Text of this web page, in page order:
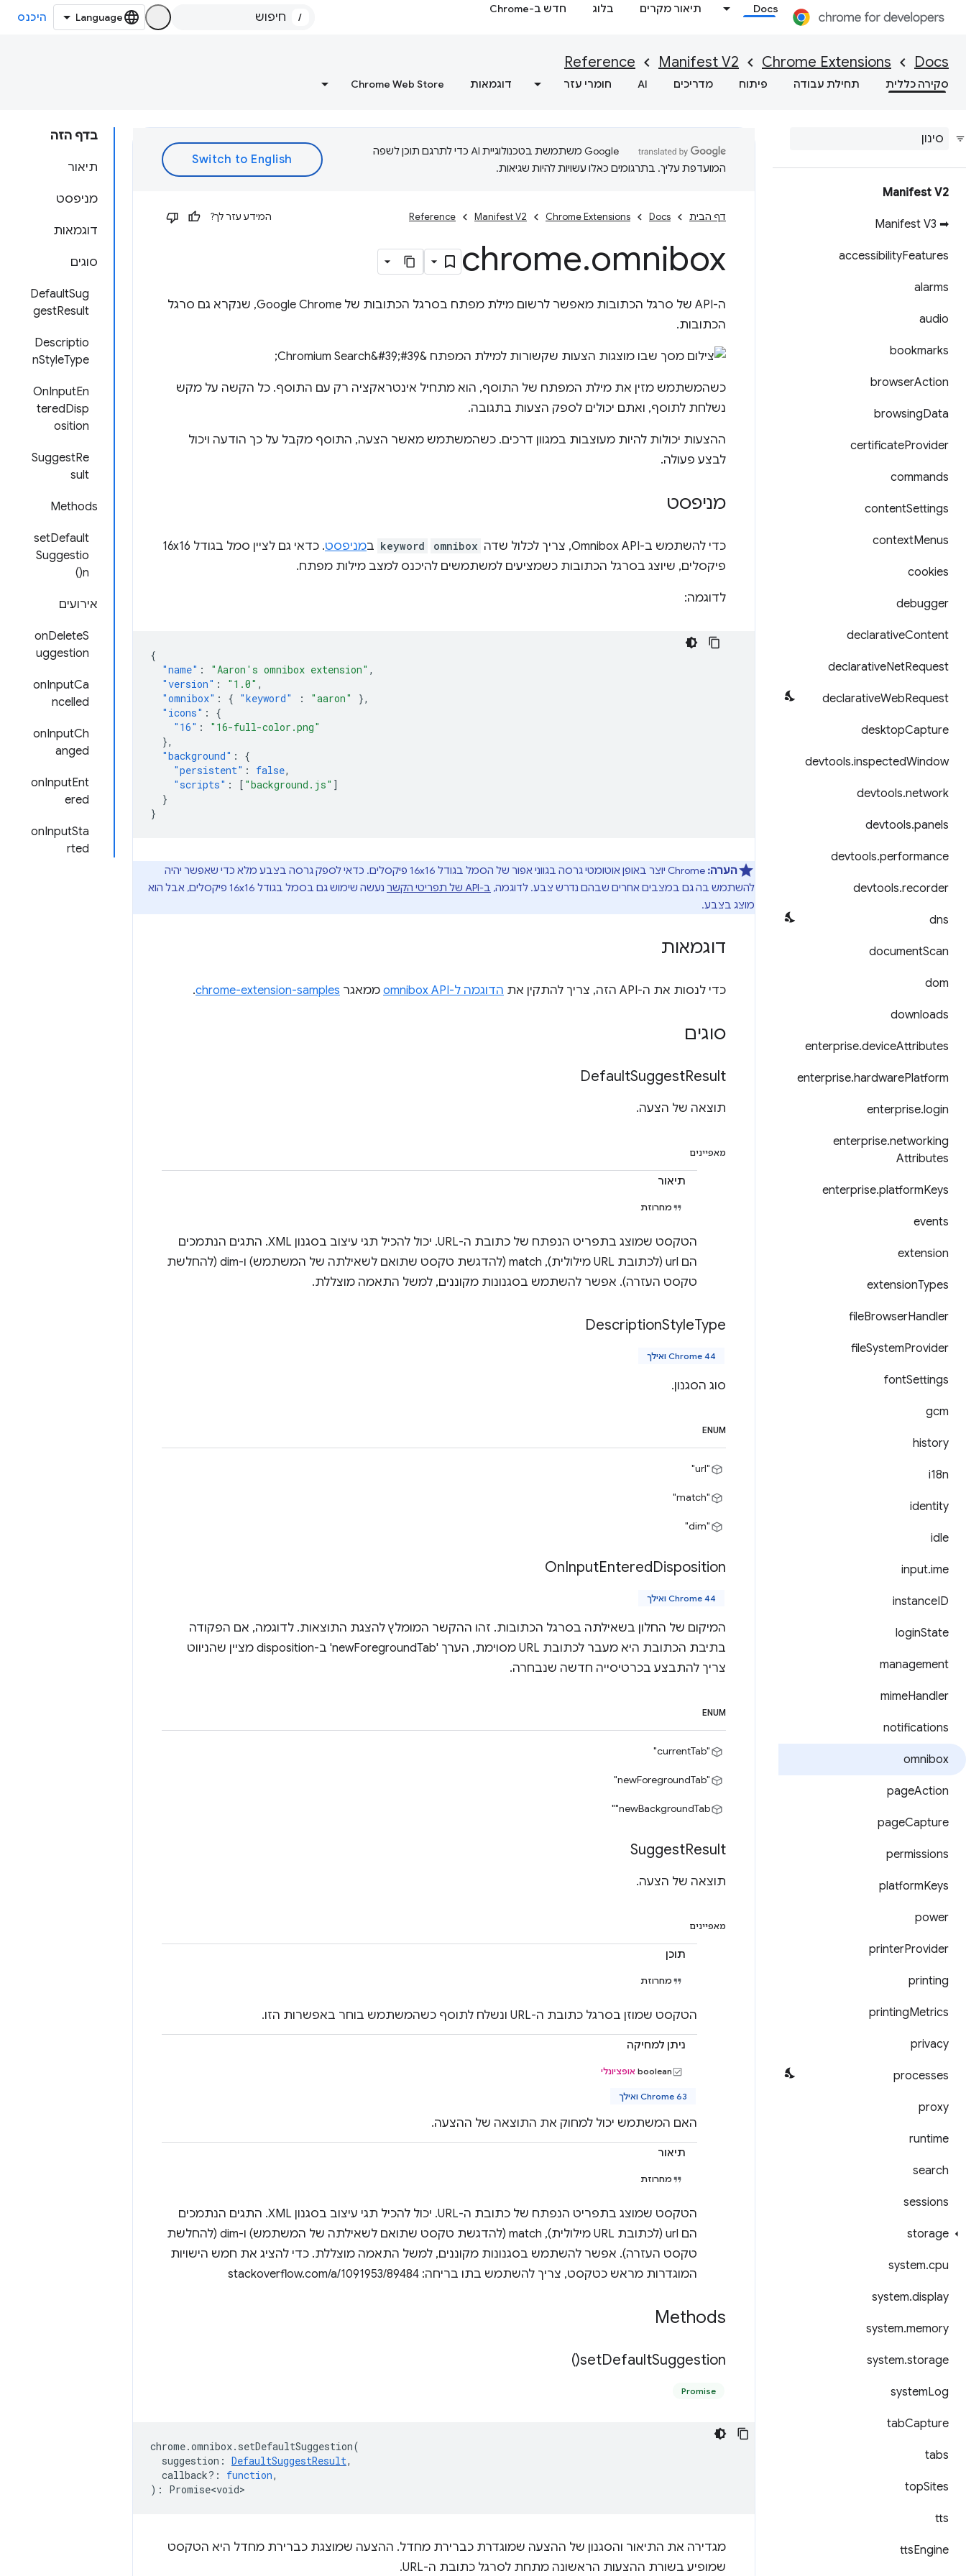
Docs תיאור מקרים בלוג חדש ב-Chrome
/ היכנס
Docs
Chrome Extensions
Manifest V2
Reference
סקירה כללית תחילת עבודה פיתוח מדריכים AI חומרי עזר דוגמאות Chrome Web Store
Manifest V2
➡ Manifest V3
accessibilityFeatures
alarms
audio
bookmarks
browserAction
browsingData
certificateProvider
commands
contentSettings
contextMenus
cookies
debugger
declarativeContent
declarativeNetRequest
declarativeWebRequest
desktopCapture
devtools.inspectedWindow
devtools.network
devtools.panels
devtools.performance
devtools.recorder
dns
documentScan
dom
downloads
enterprise.deviceAttributes
enterprise.hardwarePlatform
enterprise.login
enterprise.networking
Attributes
enterprise.platformKeys
events
extension
extensionTypes
fileBrowserHandler
fileSystemProvider
fontSettings
gcm
history
i18n
identity
idle
input.ime
instanceID
loginState
management
mimeHandler
notifications
omnibox
pageAction
pageCapture
permissions
platformKeys
power
printerProvider
printing
printingMetrics
privacy
processes
proxy
runtime
search
sessions
storage
system.cpu
system.display
system.memory
system.storage
systemLog
tabCapture
tabs
topSites
tts
ttsEngine
בדף הזה
תיאור
מניפסט
דוגמאות
סוגים
DefaultSug
gestResult
Descriptio
nStyleType
OnInputEn
teredDisp
osition
SuggestRe
sult
Methods
setDefault
Suggestio
n()
אירועים
onDeleteS
uggestion
onInputCa
ncelled
onInputCh
anged
onInputEnt
ered
onInputSta
rted
‫Google משתמשת בטכנולוגיית AI כדי לתרגם תוכן לשפה
המועדפת עליך. בתרגומים כאלו עשויות להיות שגיאות.
דף הבית Docs
Chrome Extensions
Manifest V2
Reference המידע עזר לך?
chrome.omnibox
ה-API של סרגל הכתובות מאפשר לרשום מילת מפתח בסרגל הכתובות של Google Chrome, שנקרא גם סרגל
הכתובות.
כשהמשתמש מזין את מילת המפתח של התוסף, הוא מתחיל אינטראקציה רק עם התוסף. כל הקשה על מקש
נשלחת לתוסף, ואתם יכולים לספק הצעות בתגובה.
ההצעות יכולות להיות מעוצבות במגוון דרכים. כשהמשתמש מאשר הצעה, התוסף מקבל על כך הודעה ויכול
לבצע פעולה.
מניפסט
כדי להשתמש ב-Omnibox API, צריך לכלול שדה omnibox
keyword במניפסט
. כדאי גם לציין סמל בגודל 16x16
פיקסלים, שיוצג בסרגל הכתובות כשמציעים למשתמשים להיכנס למצב מילות מפתח.
לדוגמה:
{
"name" : "Aaron's omnibox extension" ,
"version" : "1.0" ,
"omnibox" : { "keyword" : "aaron"
},
"icons" :
{
"16" :
"16-full-color.png"
},
"background" :
{
"persistent" : false,
"scripts" : [ "background.js" ]
}
}
הערה:
Chrome יוצר באופן אוטומטי גרסה בגווני אפור של הסמל בגודל 16x16 פיקסלים. כדאי לספק גרסה בצבע מלא כדי שאפשר יהיה
להשתמש בה גם במצבים אחרים שבהם נדרש צבע. לדוגמה, ב-API של תפריטי הקשר
נעשה שימוש גם בסמל בגודל 16x16 פיקסלים, אבל הוא
מוצג בצבע.
דוגמאות
כדי לנסות את ה-API הזה, צריך להתקין את הדוגמה ל-omnibox API ממאגר chrome-extension-samples
.
סוגים
DefaultSuggestResult
תוצאה של הצעה.
מאפיינים
תיאור
מחרוזת
הטקסט שמוצג בתפריט הנפתח של כתובת ה-URL. יכול להכיל תגי עיצוב בסגנון XML. התגים הנתמכים
הם url (לכתובת URL מילולית), match (להדגשת טקסט שתואם לשאילתה של המשתמש) ו-dim (להחלשת
טקסט העזרה). אפשר להשתמש בסגנונות מקוננים, למשל התאמה מוצללת.
DescriptionStyleType
Chrome 44 ואילך
סוג הסגנון.
ENUM
"url"
"match"
"dim"
OnInputEnteredDisposition
Chrome 44 ואילך
המיקום של החלון בשאילתה בסרגל הכתובות. זהו ההקשר המומלץ להצגת התוצאות. לדוגמה, אם הפקודה
בתיבת הכתובת היא מעבר לכתובת URL מסוימת, הערך 'newForegroundTab' ב-disposition מציין שהניווט
צריך להתבצע בכרטיסייה חדשה שנבחרה.
ENUM
"currentTab"
"newForegroundTab"
‎"newBackgroundTab"
SuggestResult
תוצאה של הצעה.
מאפיינים
תוכן
מחרוזת
הטקסט שמוזן בסרגל כתובת ה-URL ונשלח לתוסף כשהמשתמש בוחר באפשרות הזו.
ניתן למחיקה
‫boolean אופציונלי
Chrome 63 ואילך
האם המשתמש יכול למחוק את התוצאה של ההצעה.
תיאור
מחרוזת
הטקסט שמוצג בתפריט הנפתח של כתובת ה-URL. יכול להכיל תגי עיצוב בסגנון XML. התגים הנתמכים
הם url (לכתובת URL מילולית), match (להדגשת טקסט שתואם לשאילתה של המשתמש) ו-dim (להחלשת
טקסט העזרה). אפשר להשתמש בסגנונות מקוננים, למשל התאמה מוצללת. כדי להציג את חמש הישויות
המוגדרות מראש כטקסט, צריך להשתמש בתו בריחה: stackoverflow.com/a/1091953/89484
Methods
setDefaultSuggestion(
)
Promise
chrome.omnibox. setDefaultSuggestion(
suggestion : DefaultSuggestResult,
callback? : function,
) : Promise<void>
מגדירה את התיאור והסגנון של ההצעה שמוגדרת כברירת מחדל. ההצעה שמוצגת כברירת מחדל היא הטקסט
שמופיע בשורת ההצעות הראשונה מתחת לסרגל כתובת ה-URL.